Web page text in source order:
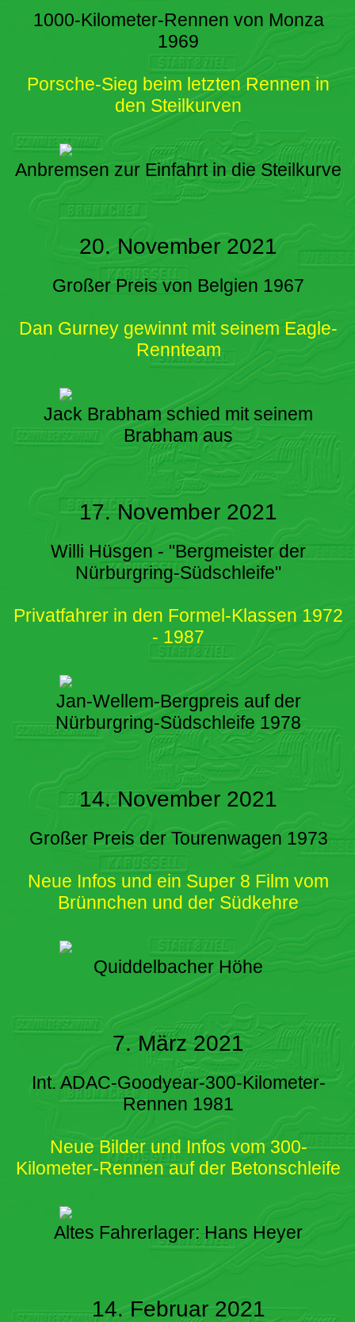
1000-Kilometer-Rennen von Monza
1969
Porsche-Sieg beim letzten Rennen in
den Steilkurven
Anbremsen zur Einfahrt in die Steilkurve
20. November 2021
Großer Preis von Belgien 1967
Dan Gurney gewinnt mit seinem Eagle-
Rennteam
Jack Brabham schied mit seinem
Brabham aus
17. November 2021
Willi Hüsgen - "Bergmeister der
Nürburgring-Südschleife"
Privatfahrer in den Formel-Klassen 1972
- 1987
Jan-Wellem-Bergpreis auf der
Nürburgring-Südschleife 1978
14. November 2021
Großer Preis der Tourenwagen 1973
Neue Infos und ein Super 8 Film vom
Brünnchen und der Südkehre
Quiddelbacher Höhe
7. März 2021
Int. ADAC-Goodyear-300-Kilometer-
Rennen 1981
Neue Bilder und Infos vom 300-
Kilometer-Rennen auf der Betonschleife
Altes Fahrerlager: Hans Heyer
14. Februar 2021